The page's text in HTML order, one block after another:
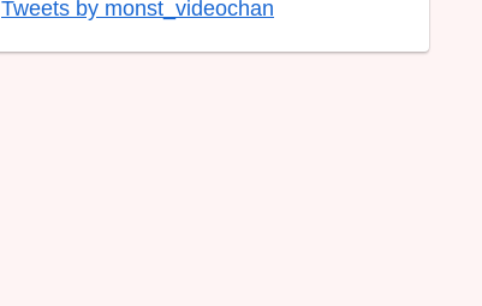
Tweets by monst_videochan